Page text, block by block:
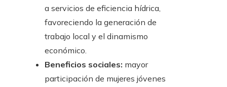
a servicios de eficiencia hídrica,
favoreciendo la generación de
trabajo local y el dinamismo
económico.
Beneficios sociales: mayor
participación de mujeres jóvenes